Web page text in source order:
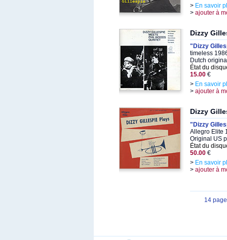
> En savoir
> ajouter à
Dizzy
"Dizzy
timeless
Dutch
État du
15.00 €
> En savoir
> ajouter à
Dizzy
"Dizzy
Allegro Elite
Original US
État du
50.00 €
> En savoir
> ajouter à
14